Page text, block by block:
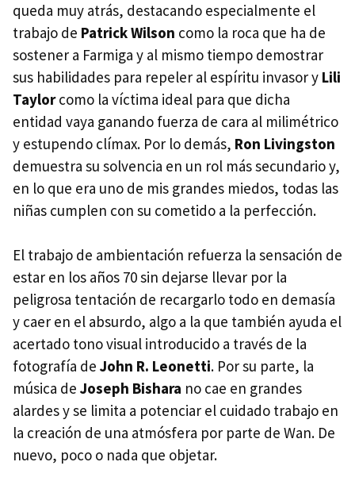
queda muy atrás, destacando especialmente el
trabajo de Patrick Wilson como la roca que ha de
sostener a Farmiga y al mismo tiempo demostrar
sus habilidades para repeler al espíritu invasor y Lili
Taylorcomo la víctima ideal para que dicha
entidad vaya ganando fuerza de cara al milimétrico
y estupendo clímax. Por lo demás, Ron Livingston
demuestra su solvencia en un rol más secundario y,
en lo que era uno de mis grandes miedos, todas las
niñas cumplen con su cometido a la perfección.
El trabajo de ambientación refuerza la sensación de
estar en los años 70 sin dejarse llevar por la
peligrosa tentación de recargarlo todo en demasía
y caer en el absurdo, algo a la que también ayuda el
acertado tono visual introducido a través de la
fotografía de John R. Leonetti. Por su parte, la
música de Joseph Bishara no cae en grandes
alardes y se limita a potenciar el cuidado trabajo en
la creación de una atmósfera por parte de Wan. De
nuevo, poco o nada que objetar.